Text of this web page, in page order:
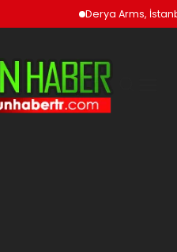
Derya Arms, İstanbul